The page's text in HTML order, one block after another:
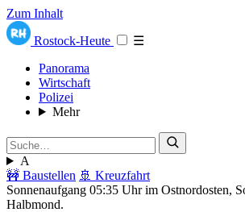
Zum Inhalt
Rostock-Heute
☰
Panorama
Wirtschaft
Polizei
Mehr
A
🚧 Baustellen 🚢 Kreuzfahrt
Sonnenaufgang 05:35 Uhr im Ostnordosten,
Halbmond.